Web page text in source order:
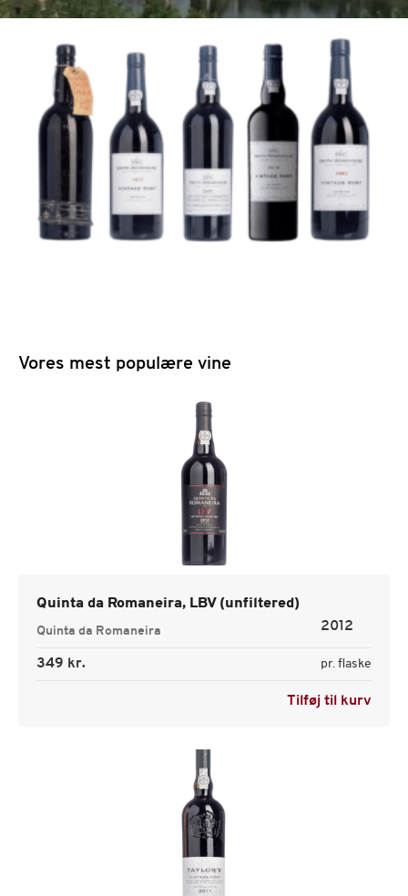
Vores mest populære vine
Quinta da Romaneira, LBV (unfiltered)
Quinta da Romaneira 2012
349 kr. pr. flaske
Tilføj til kurv